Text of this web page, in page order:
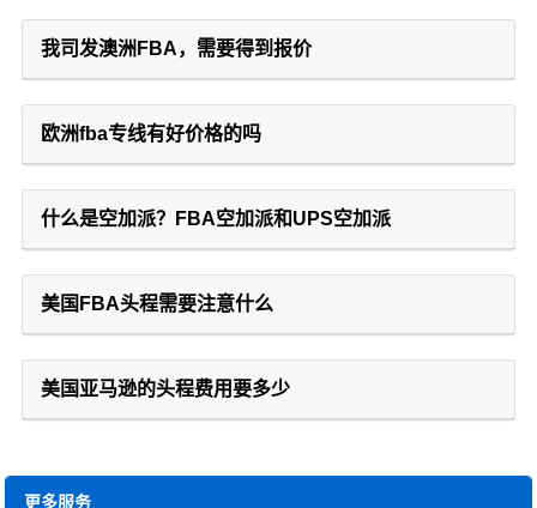
我司发澳洲FBA，需要得到报价
欧洲fba专线有好价格的吗
什么是空加派？FBA空加派和UPS空加派
美国FBA头程需要注意什么
美国亚马逊的头程费用要多少
更多服务